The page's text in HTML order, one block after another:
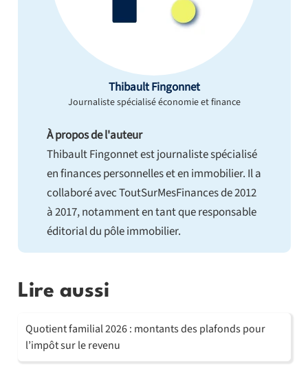
Thibault Fingonnet
Journaliste spécialisé économie et finance
À propos de l'auteur
Thibault Fingonnet est journaliste spécialisé
en finances personnelles et en immobilier. Il a
collaboré avec ToutSurMesFinances de 2012
à 2017, notamment en tant que responsable
éditorial du pôle immobilier.
Lire aussi
Quotient familial 2026 : montants des plafonds pour
l’impôt sur le revenu